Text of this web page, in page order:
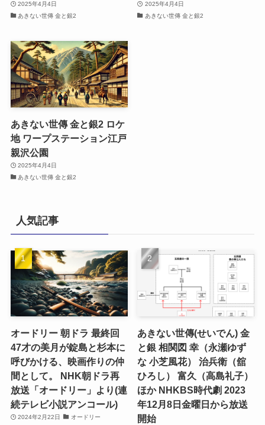
2025年4月4日
あきない世傳 金と銀2
2025年4月4日
あきない世傳 金と銀2
あきない世傳 金と銀2 ロケ
地 ワープステーション江戸
親沢公園
2025年4月4日
あきない世傳 金と銀2
人気記事
オードリー 朝ドラ 最終回
47才の美月が錠島と杉本に
呼びかける、映画作りの仲
間として。 NHK朝ドラ再
放送「オードリー」より(連
続テレビ小説アンコール)
2024年2月22日
オードリー
あきない世傳(せいでん) 金
と銀 相関図 幸（永瀬ゆず
な 小芝風花） 治兵衛（舘
ひろし） 富久（高島礼子）
ほか NHKBS時代劇 2023
年12月8日金曜日から放送
開始